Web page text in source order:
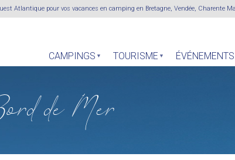
Atlantique pour vos vacances en camping en Bretagne, Vendée, Charente
CAMPINGS TOURISME ÉVÉNEMENTS
de Mer